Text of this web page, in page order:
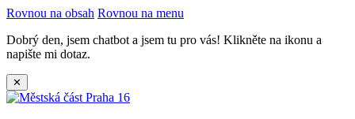
Rovnou na obsah Rovnou na menu
Dobrý den, jsem chatbot a jsem tu pro vás! Klikněte na ikonu a
napište mi dotaz.
✕